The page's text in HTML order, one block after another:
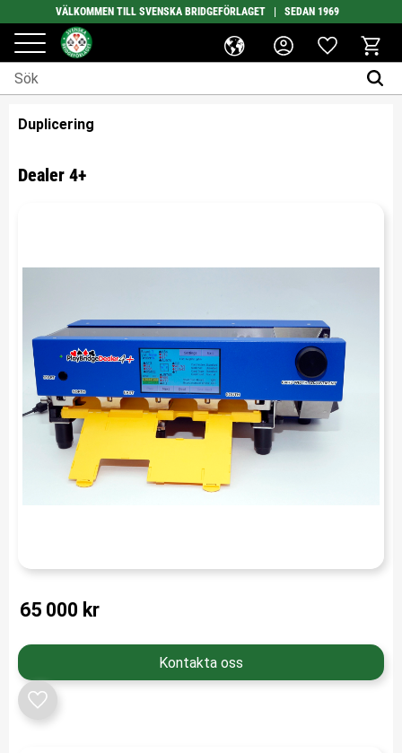
Meny
VÄLKOMMEN TILL SVENSKA BRIDGEFÖRLAGET | SEDAN 1969
Favoriter
Duplicering
Dealer 4+
65 000 kr
Lägg till i favoriter
Kontakta oss